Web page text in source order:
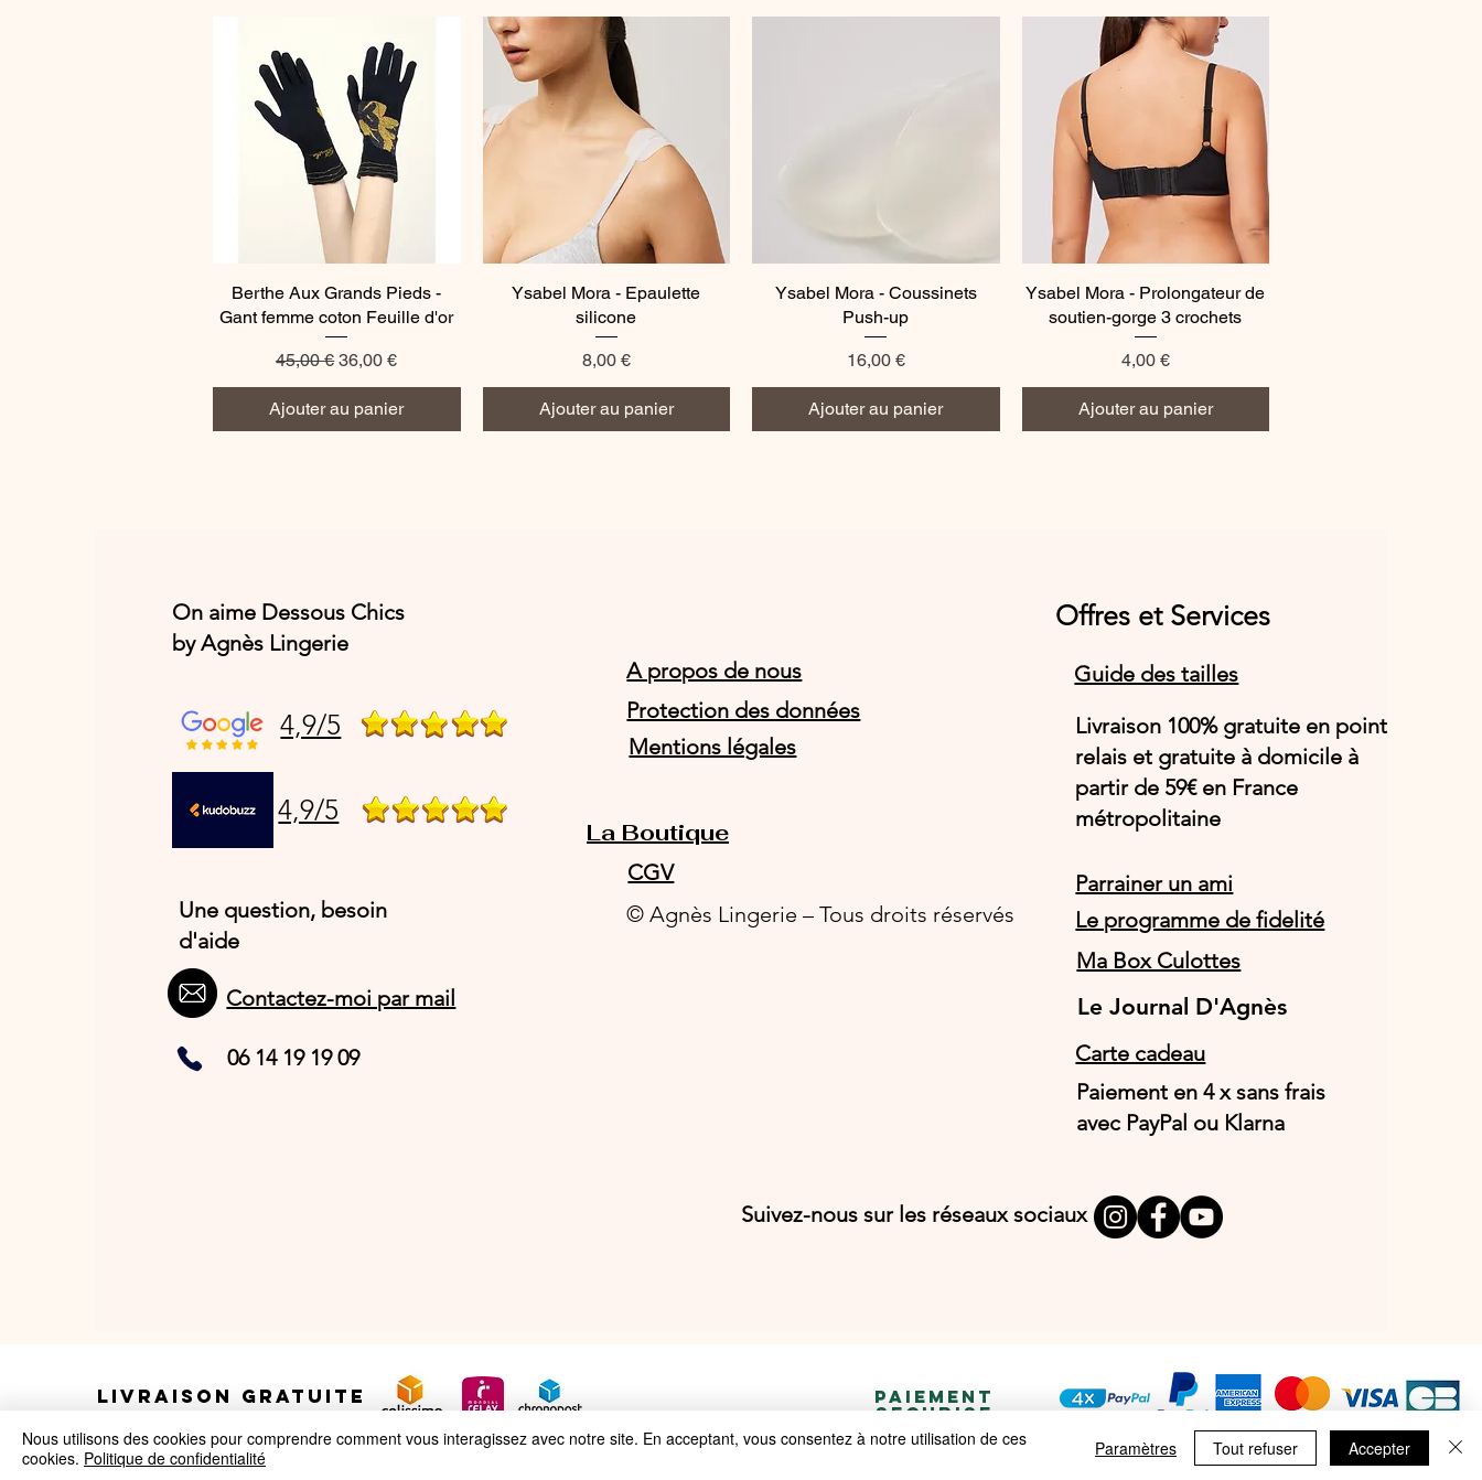
Aperçu rapide
Berthe Aux Grands Pieds -
Gant femme coton Feuille d'or
Prix original
45,00 €Prix promotionnel
36,00 €
Ajouter au panier
Aperçu rapide
Ysabel Mora - Epaulette
silicone
Prix
8,00 €
Ajouter au panier
Aperçu rapide
Ysabel Mora - Coussinets
Push-up
Prix
16,00 €
Ajouter au panier
Aperçu rapide
Ysabel Mora - Prolongateur de
soutien-gorge 3 crochets
Prix
4,00 €
Ajouter au panier
On aime Dessous Chics
by Agnès Lingerie
4,9/5
4,9/5
Une question, besoin
d'aide
Contactez-moi par mail
06 14 19 19 09
Offres et Services
A propos de nous
Protection des données
Mentions légales
Guide des tailles
Livraison 100% gratuite en point
relais et gratuite à domicile à
partir de 59€ en France
métropolitaine
CGV
Parrainer un ami
Le programme de fidelité
© Agnès Lingerie – Tous droits réservés
Ma Box Culottes
Le Journal D'Agnès
Le Journal D'Agnès
Carte cadeau
Paiement en 4 x sans frais
avec PayPal ou Klarna
Suivez-nous sur les réseaux sociaux
La Boutique
LIVRAISON GRATUITE PAIEMENT
SECURISE
Nous utilisons des cookies pour comprendre comment vous interagissez avec notre site. En acceptant, vous consentez à notre utilisation de ces
cookies. Politique de confidentialité Paramètres Tout refuser Accepter